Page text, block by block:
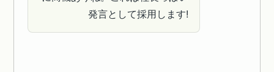
発言として採用します!